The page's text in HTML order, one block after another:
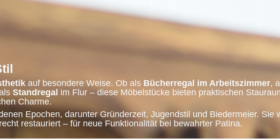
auf besondere Weise. Ob als Bücherregal im Arbeitszimmer,
Standregal im Flur – diese Möbelstücke bieten praktischen
Charme.
Epochen, darunter Gründerzeit, Jugendstil und Biedermeier. Sie
restauriert – für neue Funktionalität bei bewahrter Patina.